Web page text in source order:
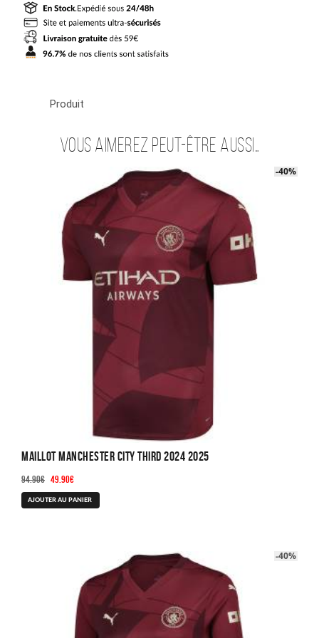
Manchester
City
Third
2024
2025
Kovacic
Produit
Vous aimerez peut-être aussi…
-40%
-40%
Maillot Manchester City Third 2024 2025
94.90€ Le
prix
initial
49.90€Le
prix
actuel
AJOUTER AU PANIER
variations.
Les
options
peuvent
être
choisies
-40%